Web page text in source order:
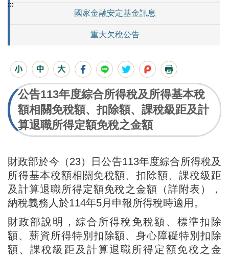
國家金融安定基金訊息
重大欠稅公告
:::
公告113年度綜合所得稅及所得基本稅
額相關免稅額、扣除額、課稅級距及計
算退職所得定額免稅之金額
財政部於今（23）日公告113年度綜合所得稅及
所得基本稅額相關免稅額、扣除額、課稅級距
及計算退職所得定額免稅之金額（詳附表），
納稅義務人於114年5月申報所得稅時適用。
財政部說明，綜合所得稅免稅額、標準扣除
額、薪資所得特別扣除額、身心障礙特別扣除
額、課稅級距及計算退職所得定額免稅之金